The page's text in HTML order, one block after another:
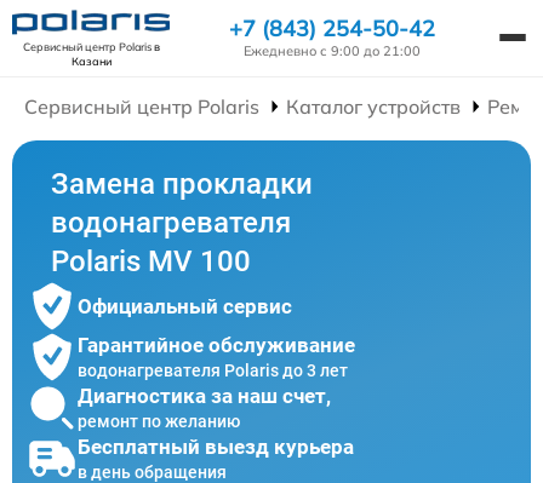
Сервисный центр Polarisв
Казани
+7 (843) 254-50-42
Ежедневно с 9:00 до 21:00
Сервисный центр Polaris Каталог устройств
Замена прокладки
водонагревателя
Polaris MV 100
Официальный сервис
Гарантийное обслуживание
водонагревателя Polaris до 3 лет
Диагностика за наш счет,
ремонт по желанию
Бесплатный выезд курьера
в день обращения